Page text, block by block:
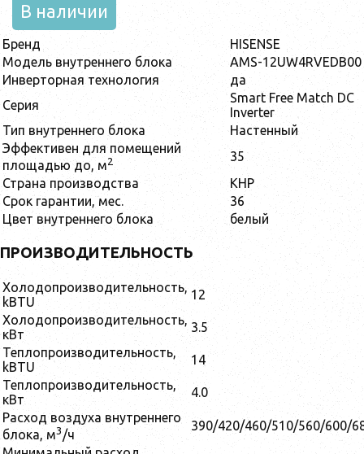
В наличии
Бренд
HISENSE
Модель внутреннего блока
AMS-12UW4RVEDB00
Инверторная технология
да
Серия
Smart Free Match DC
Inverter
Тип внутреннего блока
Настенный
Эффективен для помещений
площадью до, м2
35
Страна производства
КНР
Срок гарантии, мес.
36
Цвет внутреннего блока
белый
ПРОИЗВОДИТЕЛЬНОСТЬ
Холодопроизводительность,
kBTU
12
Холодопроизводительность,
кВт
3.5
Теплопроизводительность,
kBTU
14
Теплопроизводительность,
кВт
4.0
Расход воздуха внутреннего
блока, м3 /ч
390/420/460/510/560/600/